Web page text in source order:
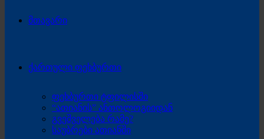
მთავარი
ქართული ფეხბურთი
ფეხბურთი ტფილისში
“ათიანის” ანთოლოგიიდან
გვეშველება რამე?
საუბრები ათიანში